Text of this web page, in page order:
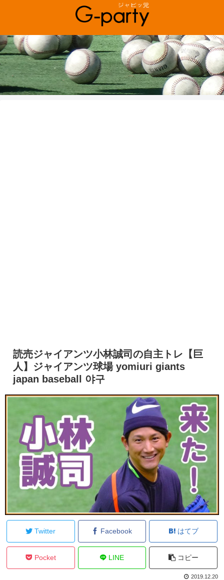
読売ジャイアンツ小林誠司の自主トレ【巨
人】ジャイアンツ球場 yomiuri giants
japan baseball 야구
Twitter Facebook はてブ
Pocket LINE コピー
2019.12.20